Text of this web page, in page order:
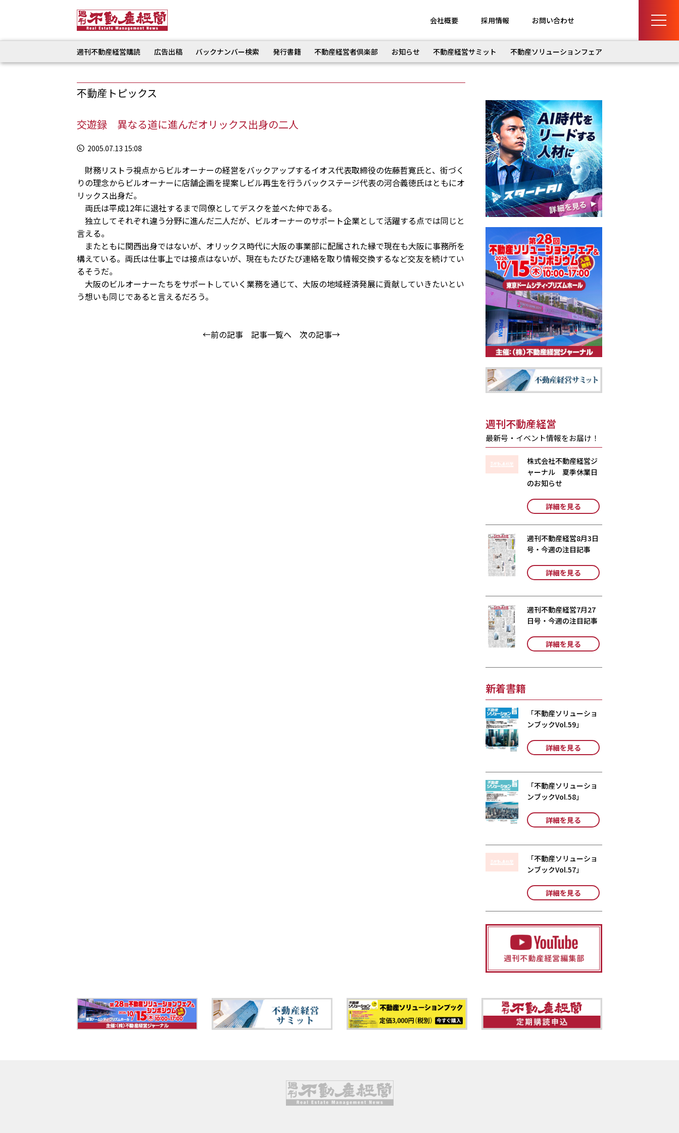
会社概要 採用情報 お問い合わせ
週刊不動産経営購読 広告出稿 バックナンバー検索 発行書籍 不動産経営者倶楽部 お知らせ 不動産経営サミット 不動産ソリューションフェア
不動産トピックス
交遊録 異なる道に進んだオリックス出身の二人
2005.07.13 15:08
財務リストラ視点からビルオーナーの経営をバックアップするイオス代表取締役の佐藤哲寛氏と、街づく
りの理念からビルオーナーに店舗企画を提案しビル再生を行うバックステージ代表の河合義徳氏はともにオ
リックス出身だ。
両氏は平成12年に退社するまで同僚としてデスクを並べた仲である。
独立してそれぞれ違う分野に進んだ二人だが、ビルオーナーのサポート企業として活躍する点では同じと
言える。
またともに関西出身ではないが、オリックス時代に大阪の事業部に配属された縁で現在も大阪に事務所を
構えている。両氏は仕事上では接点はないが、現在もたびたび連絡を取り情報交換するなど交友を続けてい
るそうだ。
大阪のビルオーナーたちをサポートしていく業務を通じて、大阪の地域経済発展に貢献していきたいとい
う想いも同じであると言えるだろう。
←前の記事 記事一覧へ 次の記事→
週刊不動産経営
最新号・イベント情報をお届け！
株式会社不動産経営ジ
ャーナル 夏季休業日
のお知らせ
詳細を見る
週刊不動産経営8月3日
号・今週の注目記事
詳細を見る
週刊不動産経営7月27
日号・今週の注目記事
詳細を見る
新着書籍
「不動産ソリューショ
ンブックVol.59」
詳細を見る
「不動産ソリューショ
ンブックVol.58」
詳細を見る
「不動産ソリューショ
ンブックVol.57」
詳細を見る